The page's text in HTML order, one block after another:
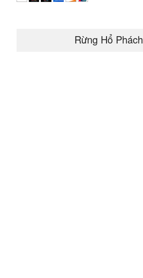
Rừng Hổ Phách